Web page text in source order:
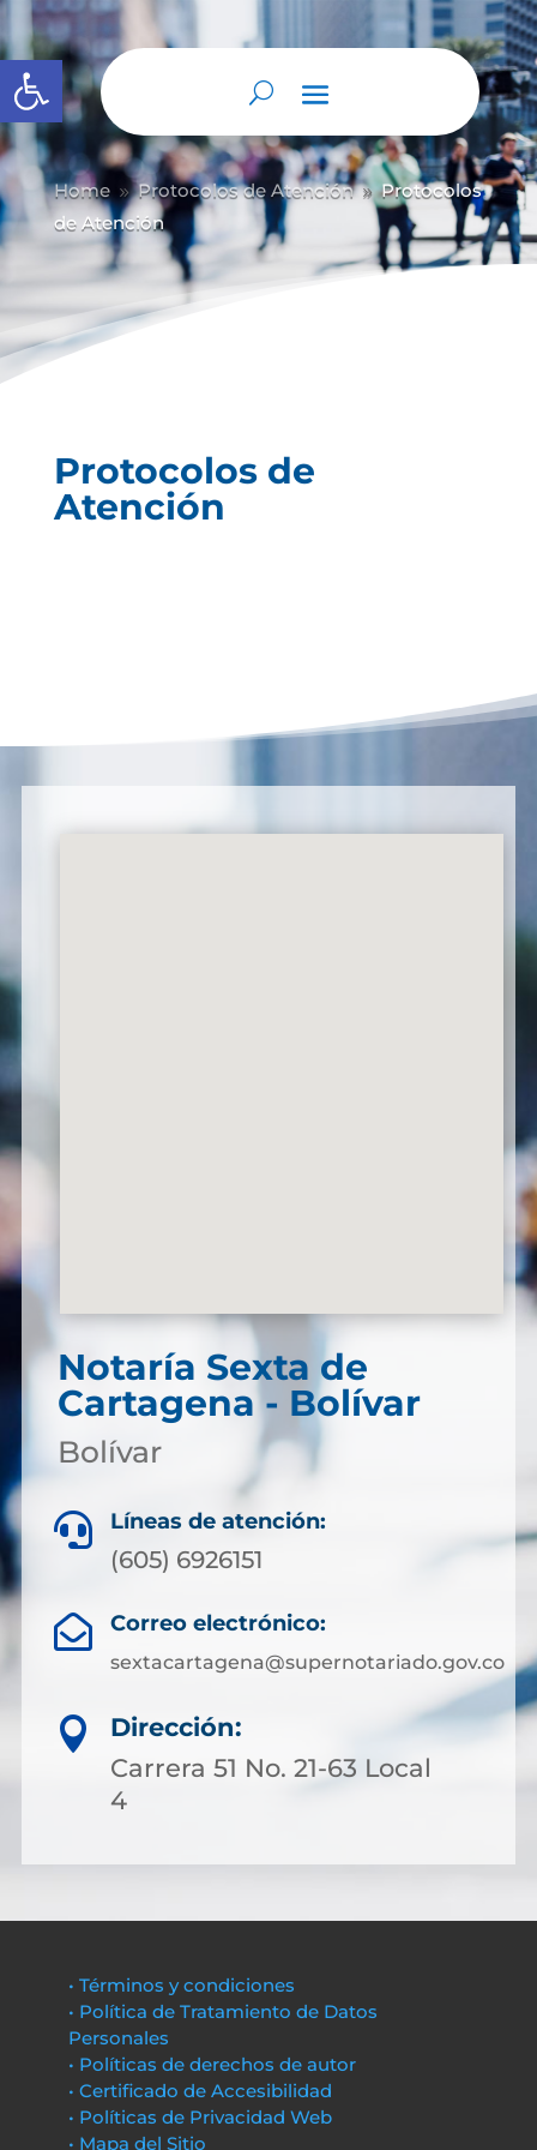
Abrir barra de herramientas
Home 9 Protocolos de Atención 9 Protocolos
de Atención
Protocolos de
Atención
Notaría Sexta de
Cartagena - Bolívar
Bolívar
 Líneas de atención:
(605) 6926151
 Correo electrónico:
sextacartagena@supernotariado.gov.co

Dirección:
Carrera 51 No. 21-63 Local
4
• Términos y condiciones
• Política de Tratamiento de Datos
Personales
• Políticas de derechos de autor
• Certificado de Accesibilidad
• Políticas de Privacidad Web
• Mapa del Sitio